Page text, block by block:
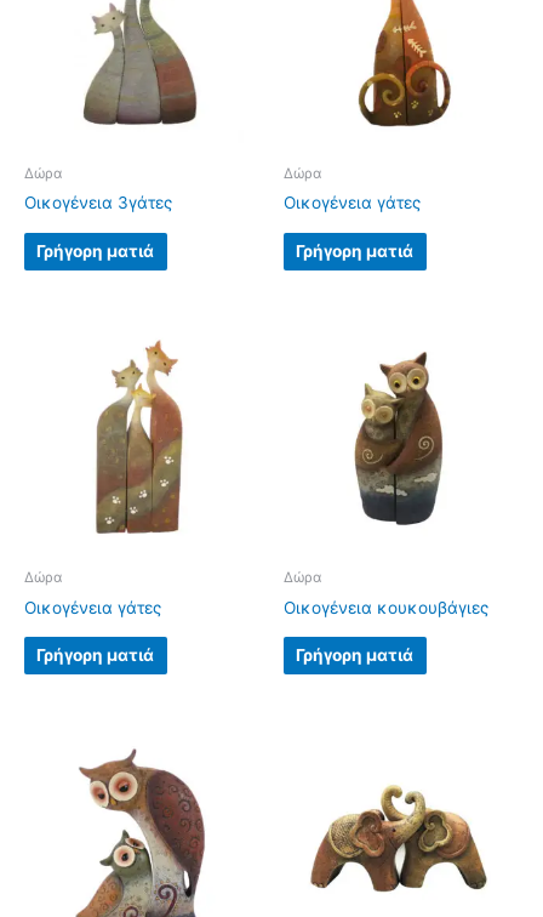
Δώρα
Οικογένεια 3γάτες
Γρήγορη ματιά
Δώρα
Οικογένεια γάτες
Γρήγορη ματιά
Δώρα
Οικογένεια γάτες
Γρήγορη ματιά
Δώρα
Οικογένεια κουκουβάγιες
Γρήγορη ματιά